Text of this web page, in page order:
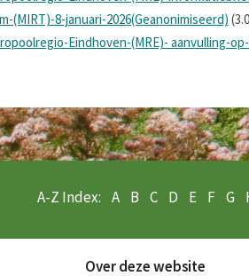
(MIRT)-8-januari-2026(Geanonimiseerd)
Eindhoven-(MRE)- aanvulling-
A-Z Index: A B C D E F G
Over deze website